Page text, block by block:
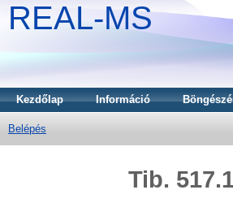
REAL-MS
Kezdőlap Információ
Belépés
Tib.